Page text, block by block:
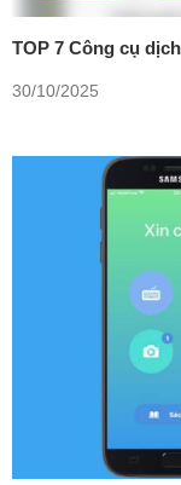
TOP 7 Công cụ
30/10/2025